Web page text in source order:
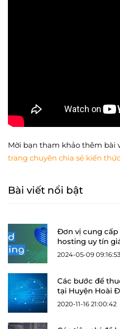
Mời bạn tham khảo thêm bài
trang chuyên chia sẻ kiến thức
Bài viết nổi bật
Đơn vị cung cấp
hosting uy tín
2024-05-09 09:16:53
Các bước để
tại Huyện Hoài
2020-11-16 21:00:42